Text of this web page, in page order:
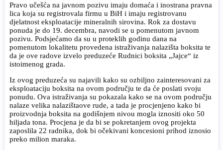
Pravo učešća na javnom pozivu imaju domaća i inostrana pravna
lica koja su registrovala firmu u BiH i imaju registrovanu
djelatnost eksploatacije mineralnih sirovina. Rok za dostavu
ponuda je do 19. decembra, navodi se u pomenutom javnom
pozivu. Podsjećamo da su u proteklih godinu dana na
pomenutom lokalitetu provedena istraživanja nalazišta boksita te
da je ove radove izvelo preduzeće Rudnici boksita „Jajce“ iz
istoimenog grada.
Iz ovog preduzeća su najavili kako su ozbiljno zainteresovani za
eksploataciju boksita na ovom području te da će poslati svoju
ponudu. Ova istraživanja su pokazala kako se na ovom području
nalaze velika nalazištaove rude, a tada je procjenjeno kako bi
proizvodnja boksita na godišnjem nivou mogla iznositi oko 50
hiljada tona. Procjena je da bi se pokretanjem ovog projekta
zaposlila 22 radnika, dok bi očekivani koncesioni prihod iznosio
preko milion maraka.